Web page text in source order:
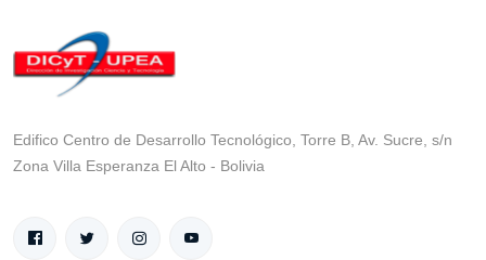
Edifico Centro de Desarrollo Tecnológico, Torre B, Av. Sucre, s/n
Zona Villa Esperanza El Alto - Bolivia